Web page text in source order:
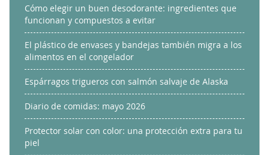
Cómo elegir un buen desodorante: ingredientes que
funcionan y compuestos a evitar
El plástico de envases y bandejas también migra a los
alimentos en el congelador
Espárragos trigueros con salmón salvaje de Alaska
Diario de comidas: mayo 2026
Protector solar con color: una protección extra para tu
piel